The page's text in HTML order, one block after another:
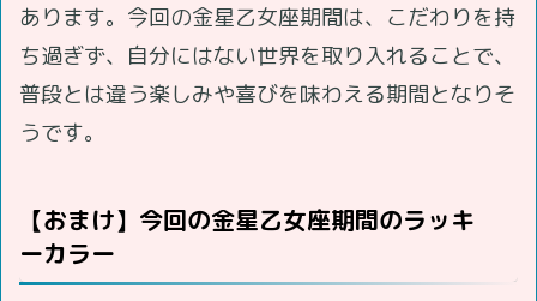
あります。今回の金星乙女座期間は、こだわりを持
ち過ぎず、自分にはない世界を取り入れることで、
普段とは違う楽しみや喜びを味わえる期間となりそ
うです。
【おまけ】今回の金星乙女座期間のラッキ
ーカラー